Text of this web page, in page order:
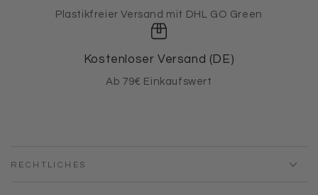
Plastikfreier Versand mit DHL GO Green
Kostenloser Versand (DE)
Ab 79€ Einkaufswert
RECHTLICHES